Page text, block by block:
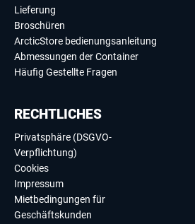
Lieferung
Broschüren
ArcticStore bedienungsanleitung
Abmessungen der Container
Häufig Gestellte Fragen
RECHTLICHES
Privatsphäre (DSGVO-
Verpflichtung)
Cookies
Impressum
Mietbedingungen für
Geschäftskunden